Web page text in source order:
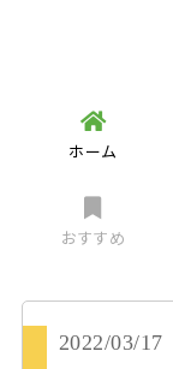
ホーム
おすすめ
2022/03/17